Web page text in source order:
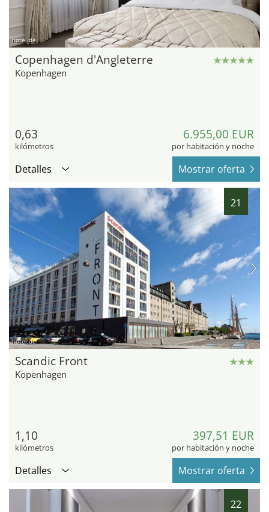
hotel.de
Copenhagen d'Angleterre
Kopenhagen
0,63
kilómetros
6.955,00 EUR
por habitación y noche
Detalles Mostrar oferta
21
hotel.de
Scandic Front
Kopenhagen
1,10
kilómetros
397,51 EUR
por habitación y noche
Detalles Mostrar oferta
22